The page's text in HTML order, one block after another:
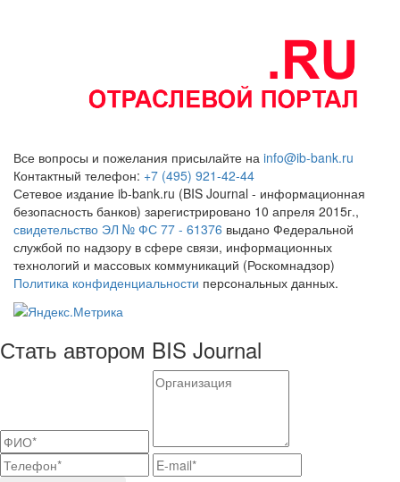
Все вопросы и пожелания присылайте на info@ib-bank.ru
Контактный телефон: +7 (495) 921-42-44
Сетевое издание ib-bank.ru (BIS Journal - информационная
безопасность банков) зарегистрировано 10 апреля 2015г.,
свидетельство ЭЛ № ФС 77 - 61376 выдано Федеральной
службой по надзору в сфере связи, информационных
технологий и массовых коммуникаций (Роскомнадзор)
Политика конфиденциальности персональных данных.
Стать автором BIS Journal